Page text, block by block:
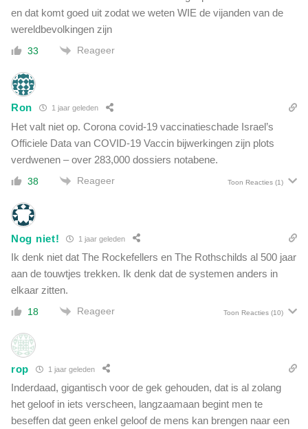
n
d
t
a
h
e
t
d
e
'
h
e
b
e
n
g
a
a
n
s
a
b
o
l
u
u
n
i
e
s
t
r
en dat komt goed uit zodat we weten WIE de vijanden van de
wereldbevolkingen zijn
33 Reageer
Ron 1 jaar geleden
Het valt niet op. Corona covid-19 vaccinatieschade Israel’s
Officiele Data van COVID-19 Vaccin bijwerkingen zijn plots
verdwenen – over 283,000 dossiers notabene.
38 Reageer Toon Reacties (1)
Nog niet! 1 jaar geleden
Ik denk niet dat The Rockefellers en The Rothschilds al 500 jaar
aan de touwtjes trekken. Ik denk dat de systemen anders in
elkaar zitten.
18 Reageer Toon Reacties (10)
rop 1 jaar geleden
Inderdaad, gigantisch voor de gek gehouden, dat is al zolang
het geloof in iets verscheen, langzaamaan begint men te
beseffen dat geen enkel geloof de mens kan brengen naar een